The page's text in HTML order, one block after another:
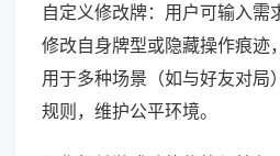
自定义修改牌：用户可输入需
修改自身牌型或隐藏操作痕迹
用于多种场景（如与好友对局
规则，维护公平环境。